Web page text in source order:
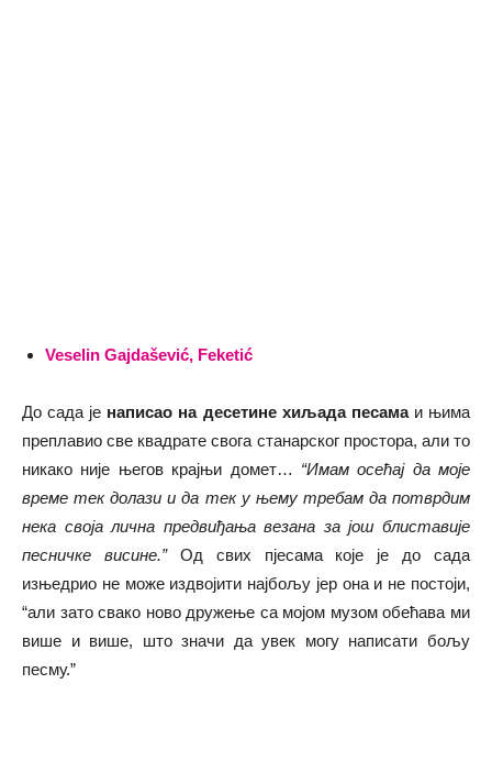
Veselin Gajdašević, Feketić
До сада је написао на десетине хиљада песамаи њима
преплавио све квадрате свога станарског простора, али то
никако није његов крајњи домет… “Имам осећај да моје
време тек долази и да тек у њему требам да потврдим
нека своја лична предвиђања везана за још блиставије
песничке висине.”Од свих пјесама које је до сада
изњедрио не може издвојити најбољу јер она и не постоји,
“али зато свако ново дружење са мојом музом обећава ми
више и више, што значи да увек могу написати бољу
песму.”